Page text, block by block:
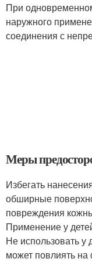
При
наружного
соединения с
Меры
Избегать
обширные
повреждения
Применение у
Не использовать у
может повлиять